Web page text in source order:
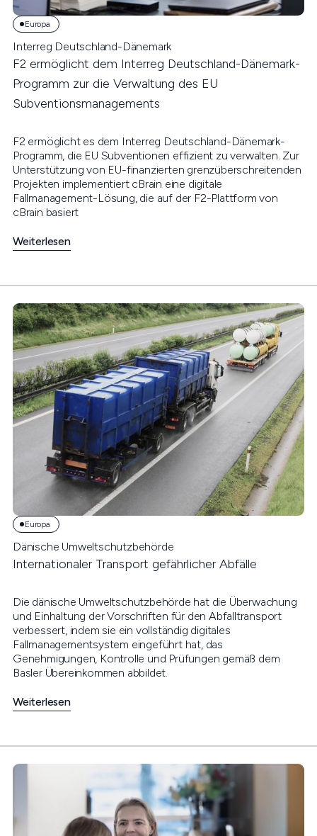
Europa
Interreg Deutschland-Dänemark
F2 ermöglicht dem Interreg Deutschland-Dänemark-
Programm zur die Verwaltung des EU
Subventionsmanagements
F2 ermöglicht es dem Interreg Deutschland-Dänemark-
Programm, die EU Subventionen effizient zu verwalten. Zur
Unterstützung von EU-finanzierten grenzüberschreitenden
Projekten implementiert cBrain eine digitale
Fallmanagement-Lösung, die auf der F2-Plattform von
cBrain basiert
Weiterlesen
Europa
Dänische Umweltschutzbehörde
Internationaler Transport gefährlicher Abfälle
Die dänische Umweltschutzbehörde hat die Überwachung
und Einhaltung der Vorschriften für den Abfalltransport
verbessert, indem sie ein vollständig digitales
Fallmanagementsystem eingeführt hat, das
Genehmigungen, Kontrolle und Prüfungen gemäß dem
Basler Übereinkommen abbildet.
Weiterlesen